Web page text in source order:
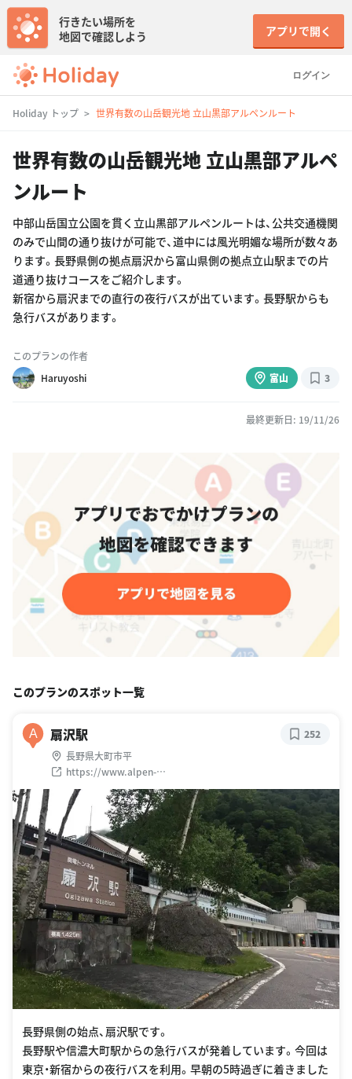
ログイン
行きたい場所を
地図で確認しよう
アプリで開く
Holiday トップ 世界有数の山岳観光地 立山黒部アルペンルート
世界有数の山岳観光地 立山黒部アルペ
ンルート
中部山岳国立公園を貫く立山黒部アルペンルートは、公共交通機関
のみで山間の通り抜けが可能で、道中には風光明媚な場所が数々あ
ります。長野県側の拠点扇沢から富山県側の拠点立山駅までの片
道通り抜けコースをご紹介します。
新宿から扇沢までの直行の夜行バスが出ています。長野駅からも
急行バスがあります。
このプランの作者
Haruyoshi
富山 3
最終更新日: 19/11/26
このプランのスポット一覧
A 扇沢駅
長野県大町市平
https://www.alpen-
route.com/facilities/station/station09.html
252
長野県側の始点、扇沢駅です。
長野駅や信濃大町駅からの急行バスが発着しています。今回は
東京・新宿からの夜行バスを利用。早朝の5時過ぎに着きました